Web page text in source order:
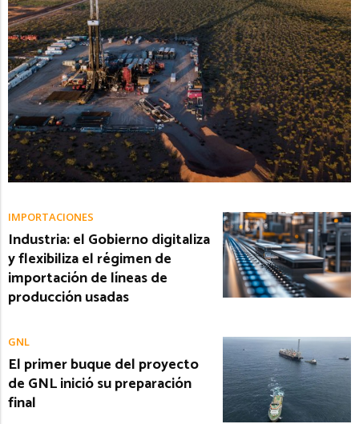
IMPORTACIONES
Industria: el Gobierno digitaliza
y flexibiliza el régimen de
importación de líneas de
producción usadas
GNL
El primer buque del proyecto
de GNL inició su preparación
final